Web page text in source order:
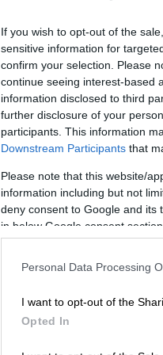
If you wish to opt-out of the
sensitive information for
confirm your selection. Please
continue seeing interest-based
information disclosed to third
further disclosure of your
participants. This information
Downstream Participants that
Please note that this website/
information including but not
deny consent to Google and its
in below Google consent section.
Personal Data Processing
I want to opt-out of the
Opted In
Ελλάδα|
Η
Παιδιού
Ελλάδα